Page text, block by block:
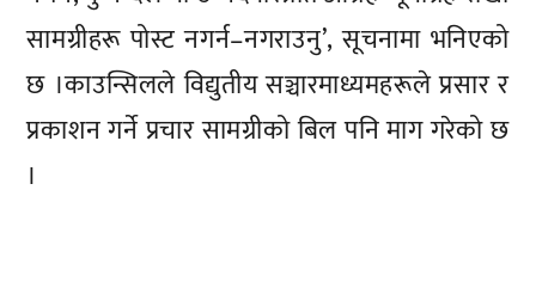
सामग्रीहरू पोस्ट नगर्न–नगराउनु’, सूचनामा भनिएको
छ ।काउन्सिलले विद्युतीय सञ्चारमाध्यमहरूले प्रसार र
प्रकाशन गर्ने प्रचार सामग्रीको बिल पनि माग गरेको छ
।